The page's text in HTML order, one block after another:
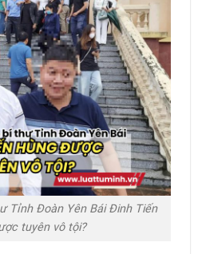
Tỉnh Đoàn Yên Bái Đinh Tiến
tuyên vô tội?